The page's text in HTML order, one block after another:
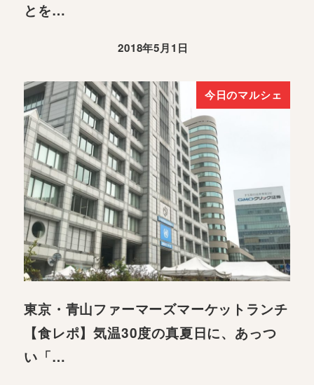
とを…
2018年5月1日
今日のマルシェ
東京・青山ファーマーズマーケットランチ
【食レポ】気温30度の真夏日に、あっつ
い「…